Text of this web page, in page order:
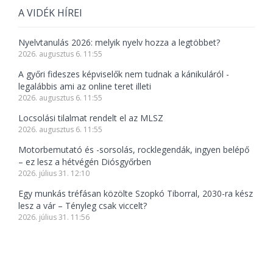
A VIDÉK HÍREI
Nyelvtanulás 2026: melyik nyelv hozza a legtöbbet?
2026. augusztus 6. 11:55
A győri fideszes képviselők nem tudnak a kánikuláról -
legalábbis ami az online teret illeti
2026. augusztus 6. 11:55
Locsolási tilalmat rendelt el az MLSZ
2026. augusztus 6. 11:55
Motorbemutató és -sorsolás, rocklegendák, ingyen belépő
– ez lesz a hétvégén Diósgyőrben
2026. július 31. 12:10
Egy munkás tréfásan közölte Szopkó Tiborral, 2030-ra kész
lesz a vár – Tényleg csak viccelt?
2026. július 31. 11:56